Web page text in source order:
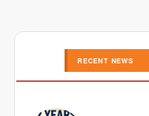
RECENT NEWS